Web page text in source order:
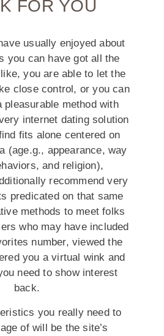
FOR YOU
usually enjoyed about
you can have got all the
you are able to let the
close control, or you can
pleasurable method with
internet dating solution
fits alone centered on
(age.g., appearance, way
and religion),
recommend very
predicated on that same
methods to meet folks
who may have included
number, viewed the
you a virtual wink and
need to show interest
back.
you really need to
of will be the site’s